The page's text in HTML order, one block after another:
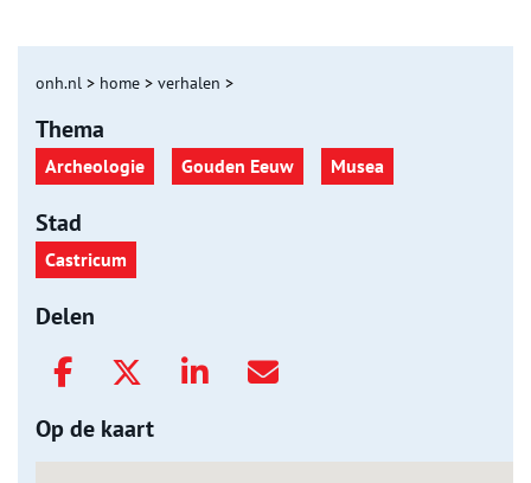
onh.nl > home > verhalen >
Thema
Archeologie Gouden Eeuw Musea
Stad
Castricum
Delen
Op de kaart